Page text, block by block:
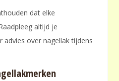
dat elke
altijd je
over nagellak tijdens